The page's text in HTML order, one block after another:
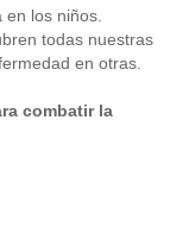
los niños.
todas nuestras
en otras.
combatir la